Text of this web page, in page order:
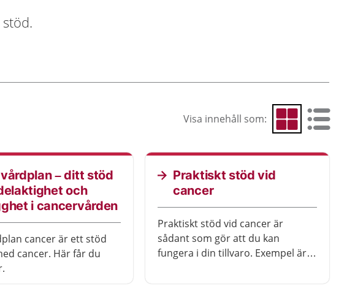
Visa innehåll som: Visa som rutnät
Visa som
– ditt stöd
och
i cancervården
cancer är ett stöd
cancer. Här får du
Praktiskt stöd vid
cancer
Praktiskt stöd vid cancer är
sådant som gör att du kan
fungera i din tillvaro. Exempel är